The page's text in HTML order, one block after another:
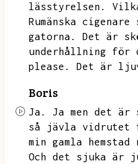
lässtyrelsen.
Rumänska
gatorna.
Det är
underhållning för
please.
Det är
Boris
Ja.
Ja men det är
så jävla vidrutet
min gamla
Och det sjuka är